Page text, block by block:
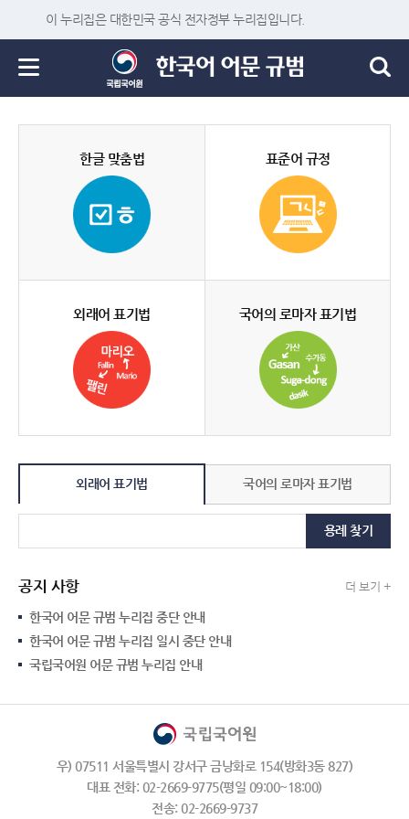
이 누리집은 대한민국 공식 전자정부 누리집입니다.
한글 맞춤법 표준어 규정
외래어 표기법 국어의 로마자 표기법
외래어 표기법 국어의 로마자 표기법
용례 찾기
공지 사항 더 보기 +
한국어 어문 규범 누리집 중단 안내
한국어 어문 규범 누리집 일시 중단 안내
국립국어원 어문 규범 누리집 안내
우) 07511 서울특별시 강서구 금낭화로 154(방화3동 827)
대표 전화: 02-2669-9775(평일 09:00~18:00)
전송: 02-2669-9737